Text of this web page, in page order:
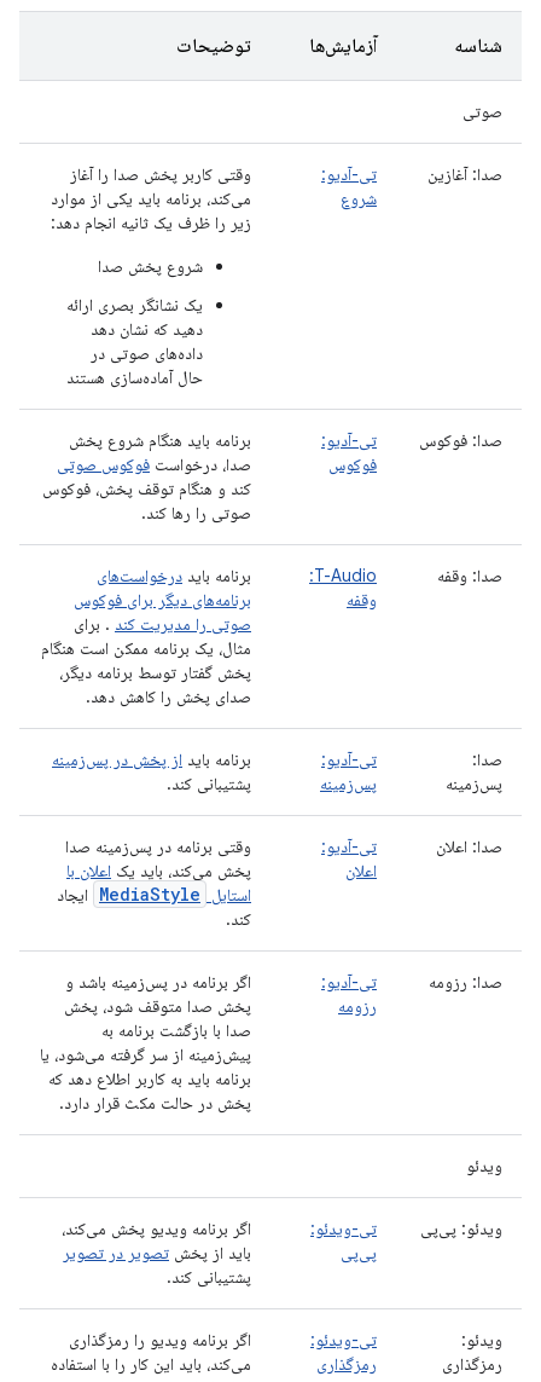
شناسه آزمایش‌ها توضیحات
صوتی
صدا: آغازین
تی-آدیو:
شروع
وقتی کاربر پخش صدا را آغاز
می‌کند، برنامه باید یکی از موارد
زیر را ظرف یک ثانیه انجام دهد:
شروع پخش صدا
یک نشانگر بصری ارائه
دهید که نشان دهد
داده‌های صوتی در
حال آماده‌سازی هستند
صدا: فوکوس
تی-آدیو:
فوکوس
برنامه باید هنگام شروع پخش
صدا، درخواست فوکوس صوتی
کند و هنگام توقف پخش، فوکوس
صوتی را رها کند.
صدا: وقفه
T-Audio:
وقفه
برنامه باید درخواست‌های
برنامه‌های دیگر برای فوکوس
صوتی را مدیریت کند . برای
مثال، یک برنامه ممکن است هنگام
پخش گفتار توسط برنامه دیگر،
صدای پخش را کاهش دهد.
صدا:
پس‌زمینه
تی-آدیو:
پس‌زمینه
برنامه باید از پخش در پس‌زمینه
پشتیبانی کند.
صدا: اعلان
تی-آدیو:
اعلان
وقتی برنامه در پس‌زمینه صدا
پخش می‌کند، باید یک اعلان با
استایل
MediaStyle
ایجاد
کند.
صدا: رزومه
تی-آدیو:
رزومه
اگر برنامه در پس‌زمینه باشد و
پخش صدا متوقف شود، پخش
صدا با بازگشت برنامه به
پیش‌زمینه از سر گرفته می‌شود، یا
برنامه باید به کاربر اطلاع دهد که
پخش در حالت مکث قرار دارد.
ویدئو
ویدئو: پی‌پی
تی-ویدئو:
پی‌پی
اگر برنامه ویدیو پخش می‌کند،
باید از پخش تصویر در تصویر
پشتیبانی کند.
ویدئو:
رمزگذاری
تی-ویدئو:
رمزگذاری
اگر برنامه ویدیو را رمزگذاری
می‌کند، باید این کار را با استفاده